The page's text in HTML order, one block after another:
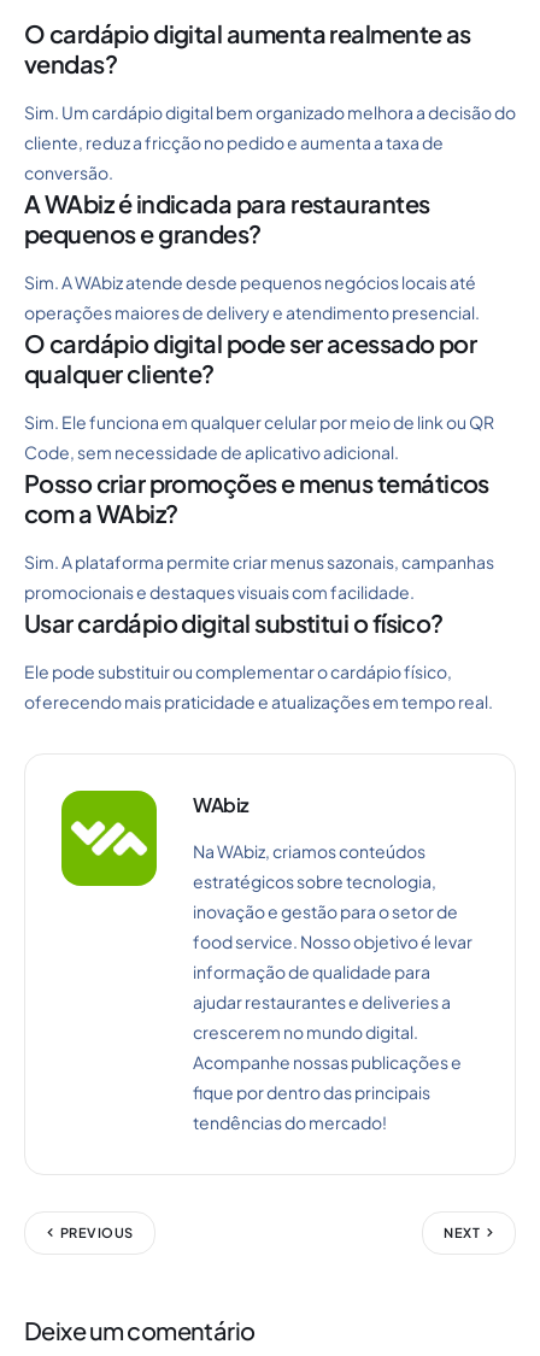
O cardápio digital aumenta realmente as
vendas?
Sim. Um cardápio digital bem organizado melhora a decisão do
cliente, reduz a fricção no pedido e aumenta a taxa de
conversão.
A WAbiz é indicada para restaurantes
pequenos e grandes?
Sim. A WAbiz atende desde pequenos negócios locais até
operações maiores de delivery e atendimento presencial.
O cardápio digital pode ser acessado por
qualquer cliente?
Sim. Ele funciona em qualquer celular por meio de link ou QR
Code, sem necessidade de aplicativo adicional.
Posso criar promoções e menus temáticos
com a WAbiz?
Sim. A plataforma permite criar menus sazonais, campanhas
promocionais e destaques visuais com facilidade.
Usar cardápio digital substitui o físico?
Ele pode substituir ou complementar o cardápio físico,
oferecendo mais praticidade e atualizações em tempo real.
WAbiz
Na WAbiz, criamos conteúdos
estratégicos sobre tecnologia,
inovação e gestão para o setor de
food service. Nosso objetivo é levar
informação de qualidade para
ajudar restaurantes e deliveries a
crescerem no mundo digital.
Acompanhe nossas publicações e
fique por dentro das principais
tendências do mercado!
PREVIOUS NEXT
Deixe um comentário